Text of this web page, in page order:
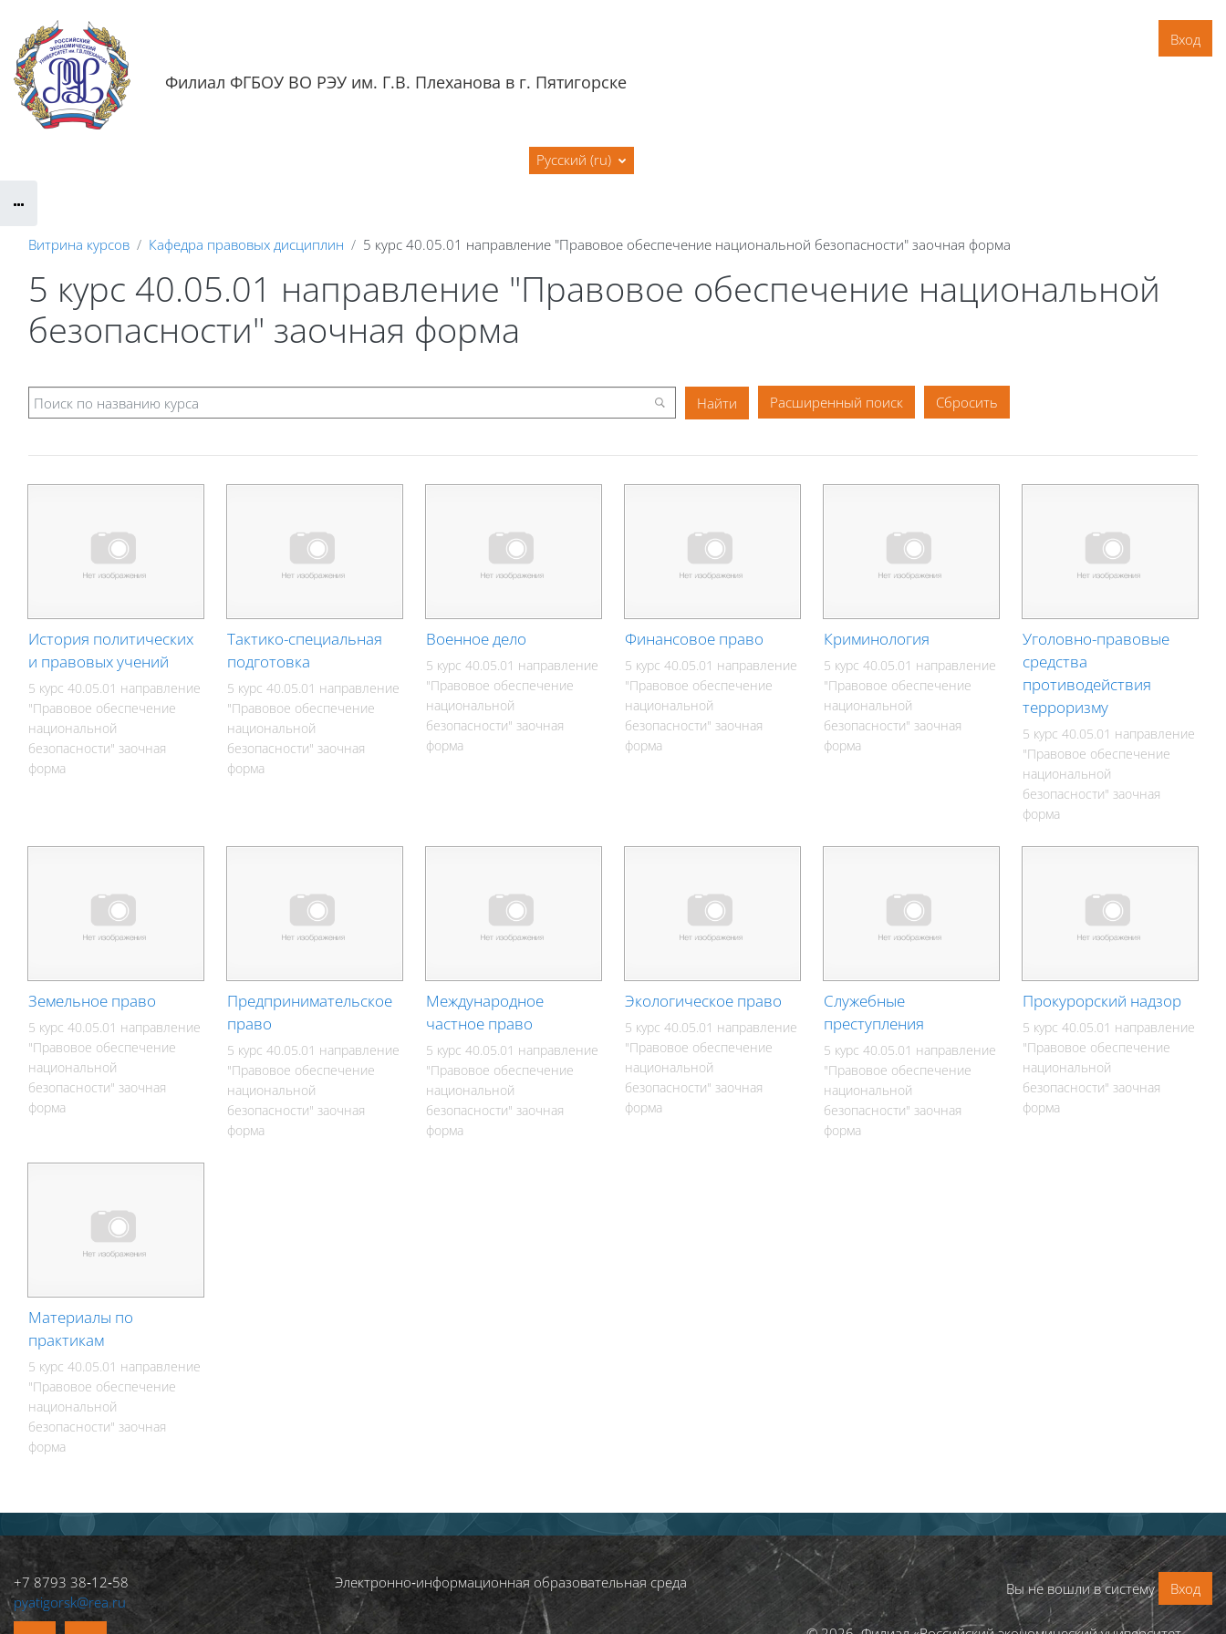
Филиал ФГБОУ ВО РЭУ им. Г.В. Плеханова в г. Пятигорске
Русский ‎(ru)‎
Вход
Витрина курсов Кафедра правовых дисциплин 5 курс 40.05.01 направление "Правовое обеспечение национальной безопасности" заочная форма
5 курс 40.05.01 направление "Правовое обеспечение национальной
безопасности" заочная форма
Расширенный поиск
История политических
и правовых учений
5 курс 40.05.01 направление
"Правовое обеспечение
национальной
безопасности" заочная
форма
Тактико-специальная
подготовка
5 курс 40.05.01 направление
"Правовое обеспечение
национальной
безопасности" заочная
форма
Военное дело
5 курс 40.05.01 направление
"Правовое обеспечение
национальной
безопасности" заочная
форма
Финансовое право
5 курс 40.05.01 направление
"Правовое обеспечение
национальной
безопасности" заочная
форма
Криминология
5 курс 40.05.01 направление
"Правовое обеспечение
национальной
безопасности" заочная
форма
Уголовно-правовые
средства
противодействия
терроризму
5 курс 40.05.01 направление
"Правовое обеспечение
национальной
безопасности" заочная
форма
Земельное право
5 курс 40.05.01 направление
"Правовое обеспечение
национальной
безопасности" заочная
форма
Предпринимательское
право
5 курс 40.05.01 направление
"Правовое обеспечение
национальной
безопасности" заочная
форма
Международное
частное право
5 курс 40.05.01 направление
"Правовое обеспечение
национальной
безопасности" заочная
форма
Экологическое право
5 курс 40.05.01 направление
"Правовое обеспечение
национальной
безопасности" заочная
форма
Служебные
преступления
5 курс 40.05.01 направление
"Правовое обеспечение
национальной
безопасности" заочная
форма
Прокурорский надзор
5 курс 40.05.01 направление
"Правовое обеспечение
национальной
безопасности" заочная
форма
Материалы по
практикам
5 курс 40.05.01 направление
"Правовое обеспечение
национальной
безопасности" заочная
форма
+7 8793 38‑12‑58
pyatigorsk@rea.ru
Электронно‑информационная образовательная среда Вы не вошли в систему Вход